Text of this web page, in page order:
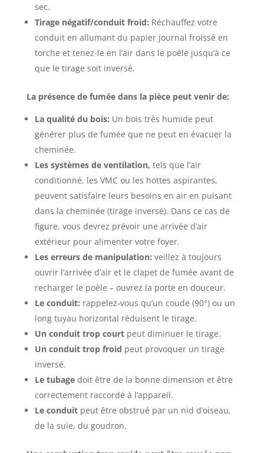
sec.
Tirage négatif/conduit froid: Réchauffez votre
conduit en allumant du papier journal froissé en
torche et tenez-le en l’air dans le poêle jusqu’à ce
que le tirage soit inversé.
La présence de fumée dans la pièce peut venir de:
La qualité du bois: Un bois très humide peut
générer plus de fumée que ne peut en évacuer la
cheminée.
Les systèmes de ventilation, tels que l’air
conditionné, les VMC ou les hottes aspirantes,
peuvent satisfaire leurs besoins en air en puisant
dans la cheminée (tirage inversé). Dans ce cas de
figure, vous devrez prévoir une arrivée d’air
extérieur pour alimenter votre foyer.
Les erreurs de manipulation: veillez à toujours
ouvrir l’arrivée d’air et le clapet de fumée avant de
recharger le poêle – ouvrez la porte en douceur.
Le conduit: rappelez-vous qu’un coude (90°) ou un
long tuyau horizontal réduisent le tirage.
Un conduit trop courtpeut diminuer le tirage.
Un conduit trop froid peut provoquer un tirage
inversé.
Le tubagedoit être de la bonne dimension et être
correctement raccordé à l’appareil.
Le conduitpeut être obstrué par un nid d’oiseau,
de la suie, du goudron.